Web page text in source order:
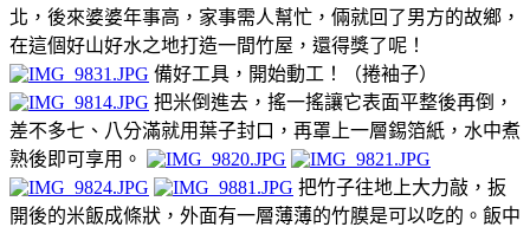
北，後來婆婆年事高，家事需人幫忙，倆就回了男方的故鄉，
在這個好山好水之地打造一間竹屋，還得獎了呢！
備好工具，開始動工！（捲袖子）
把米倒進去，搖一搖讓它表面平整後再倒，
差不多七、八分滿就用葉子封口，再罩上一層錫箔紙，水中煮
熟後即可享用。
把竹子往地上大力敲，扳
開後的米飯成條狀，外面有一層薄薄的竹膜是可以吃的。飯中